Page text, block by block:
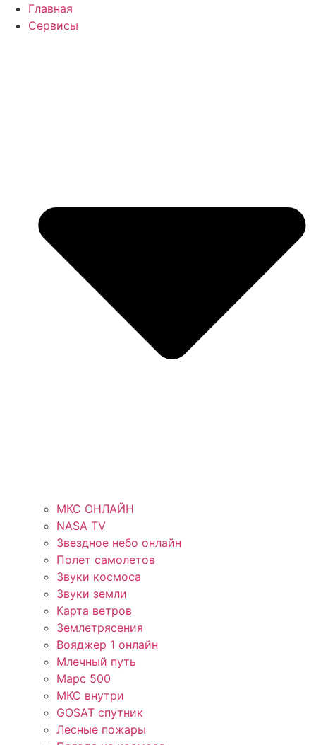
ПерейтиГлавная
Сервисы
МКС ОНЛАЙН
NASA TV
Звездное небо онлайн
Полет самолетов
Звуки космоса
Звуки земли
Карта ветров
Землетрясения
Вояджер 1 онлайн
Млечный путь
Марс 500
МКС внутри
GOSAT спутник
Лесные пожары